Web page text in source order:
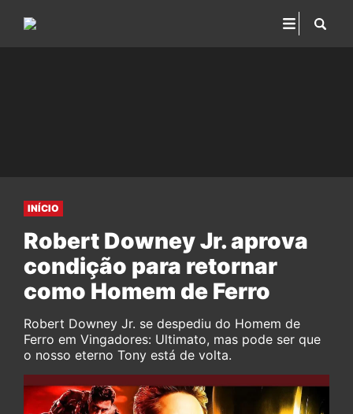
INÍCIO
Robert Downey Jr. aprova
condição para retornar
como Homem de Ferro
Robert Downey Jr. se despediu do Homem de
Ferro em Vingadores: Ultimato, mas pode ser que
o nosso eterno Tony está de volta.